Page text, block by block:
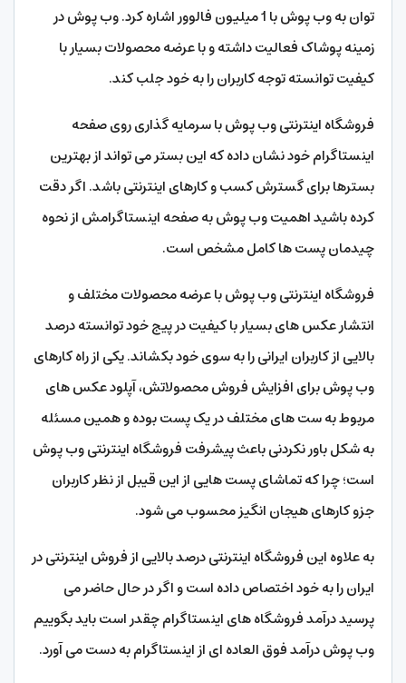
توان به وب پوش با 1 میلیون فالوور اشاره کرد. وب پوش در
زمینه پوشاک فعالیت داشته و با عرضه محصولات بسیار با
کیفیت توانسته توجه کاربران را به خود جلب کند.
فروشگاه اینترنتی وب پوش با سرمایه گذاری روی صفحه
اینستاگرام خود نشان داده که این بستر می تواند از بهترین
بسترها برای گسترش کسب و کارهای اینترنتی باشد. اگر دقت
کرده باشید اهمیت وب پوش به صفحه اینستاگرامش از نحوه
چیدمان پست ها کامل مشخص است.
فروشگاه اینترنتی وب پوش با عرضه محصولات مختلف و
انتشار عکس های بسیار با کیفیت در پیج خود توانسته درصد
بالایی از کاربران ایرانی را به سوی خود بکشاند. یکی از راه کارهای
وب پوش برای افزایش فروش محصولاتش، آپلود عکس های
مربوط به ست های مختلف در یک پست بوده و همین مسئله
به شکل باور نکردنی باعث پیشرفت فروشگاه اینترنتی وب پوش
است؛ چرا که تماشای پست هایی از این قیبل از نظر کاربران
جزو کارهای هیجان انگیز محسوب می شود.
به علاوه این فروشگاه اینترنتی درصد بالایی از فروش اینترنتی در
ایران را به خود اختصاص داده است و اگر در حال حاضر می
پرسید درآمد فروشگاه های اینستاگرام چقدر است باید بگوییم
وب پوش درآمد فوق العاده ای از اینستاگرام به دست می آورد.